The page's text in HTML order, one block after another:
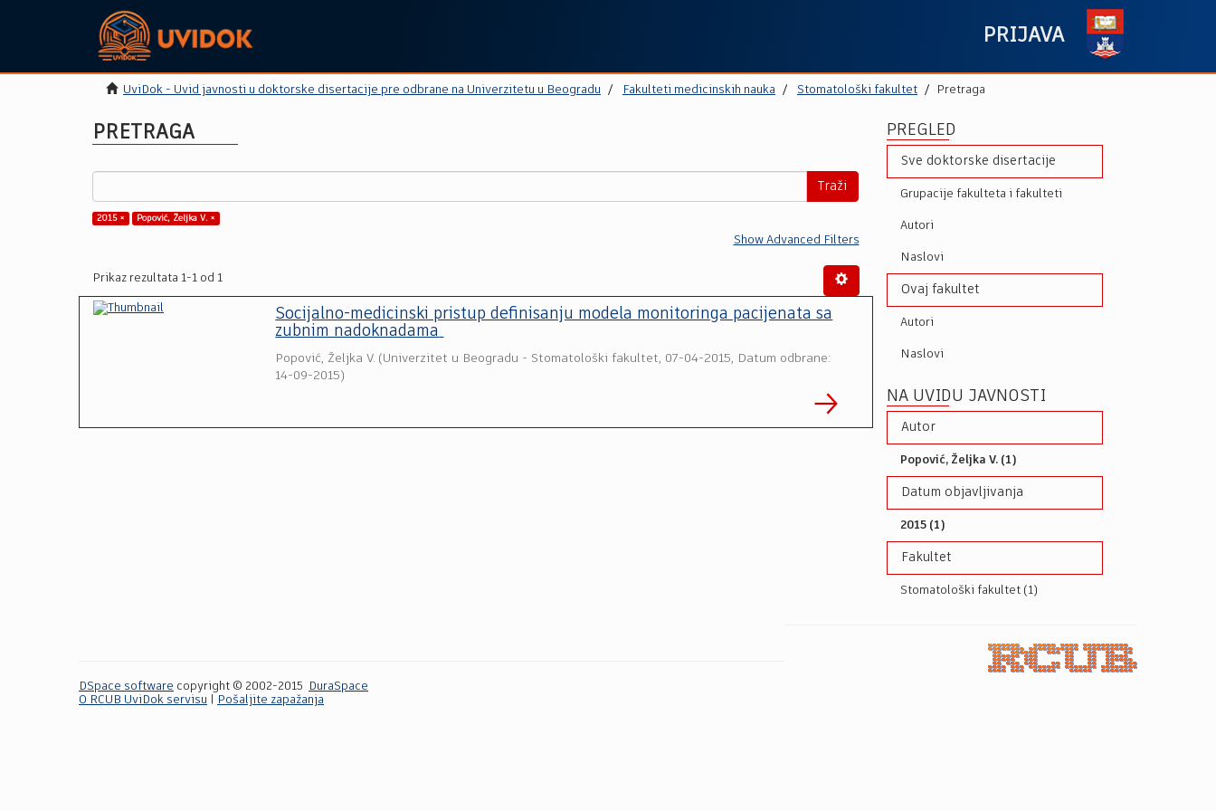
PRIJAVA
UviDok - Uvid javnosti u doktorske disertacije pre odbrane na Univerzitetu u Beogradu Fakulteti medicinskih nauka Stomatološki fakultet Pretraga
PRETRAGA
Traži
2015 × Popović, Željka V. ×
Show Advanced Filters
Prikaz rezultata 1-1 od 1
Socijalno-medicinski pristup definisanju modela monitoringa pacijenata sa
zubnim nadoknadama
Popović, Željka V. (Univerzitet u Beogradu - Stomatološki fakultet, 07-04-2015, Datum odbrane:
14-09-2015)
PREGLED
Sve doktorske disertacije
Grupacije fakulteta i fakulteti
Autori
Naslovi
Ovaj fakultet
Autori
Naslovi
NA UVIDU JAVNOSTI
Autor
Popović, Željka V. (1)
Datum objavljivanja
2015 (1)
Fakultet
Stomatološki fakultet (1)
DSpace software copyright © 2002-2015
DuraSpace
O RCUB UviDok servisu
Pošaljite zapažanja